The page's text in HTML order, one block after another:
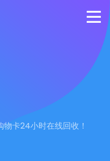
物卡24小时在线回收！